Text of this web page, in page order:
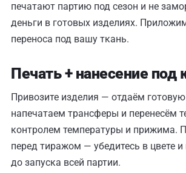
печатают партию под сезон и не
деньги в готовых изделиях.
переноса под вашу ткань.
Печать + нанесение под
Привозите изделия — отдаём
напечатаем трансферы и перенесём
контролем температуры и прижима.
перед тиражом — убедитесь в цвете и
до запуска всей партии.